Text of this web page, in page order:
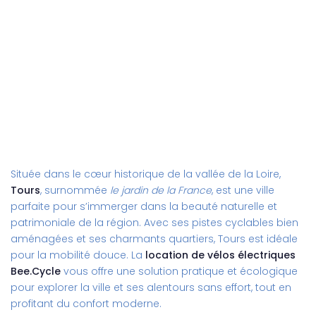
Située dans le cœur historique de la vallée de la Loire,
Tours, surnommée le jardin de la France, est une ville
parfaite pour s’immerger dans la beauté naturelle et
patrimoniale de la région. Avec ses pistes cyclables bien
aménagées et ses charmants quartiers, Tours est idéale
pour la mobilité douce. La location de vélos électriques
Bee.Cycle vous offre une solution pratique et écologique
pour explorer la ville et ses alentours sans effort, tout en
profitant du confort moderne.